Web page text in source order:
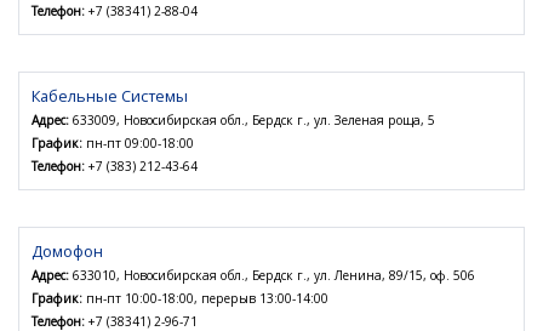
Телефон: +7 (38341) 2-88-04
Кабельные Системы
Адрес: 633009, Новосибирская обл., Бердск г., ул. Зеленая роща, 5
График: пн-пт 09:00-18:00
Телефон: +7 (383) 212-43-64
Домофон
Адрес: 633010, Новосибирская обл., Бердск г., ул. Ленина, 89/15, оф. 506
График: пн-пт 10:00-18:00, перерыв 13:00-14:00
Телефон: +7 (38341) 2-96-71